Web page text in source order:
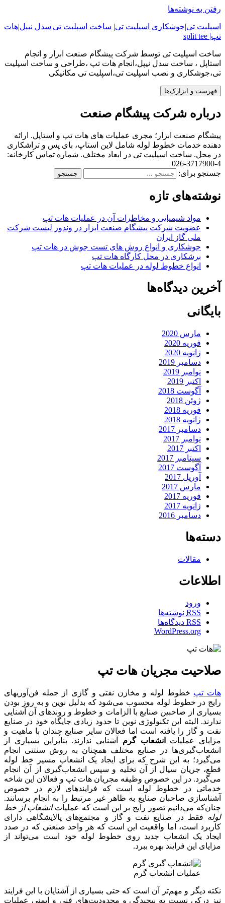
رفتن به نوشته‌ها
اسپلیت تی|جوشکاری اسپلیت تی| ساخت اسپلیت تی|سدل نیپل|هات
تپ| split tee
ساخت اسپلیت تی توسط شرکت پیشگام صنعت ابزار و انجام
استاپل ، ساخت سدل نیپل،انجام هات تپ ،طراحی و ساخت اسپلیت
تی،جوشکاری و نصب اسپلیت تی،اسپلیت تی مکانیکی
فهرست و ابزارک‌ها
درباره شرکت پیشگام صنعت
پیشگام صنعت ابزار؛ مجری عملیات های هات تپ و استاپل. ارائه
دهنده خدمات خطوط لوله شامل لاین استاپ، بای پس و تراشکاری
در محل. ساخت اسپلیت تی در ابعاد مختلف. شماره تماس کارخانه:
4-3717900-026
جستجو برای:
نوشته‌های تازه
مواد شیمیایی و مخاطرات آن در عملیات هات تپ
عضویت شرکت پیشگام صنعت ابزار در وندور لیست شرکت
ملی گاز ایران
جوشکاری و انواع روش های تست جوش در هات تپ
برشکاری در محل کارگاه هات تپ
انواع خطوط لوله در عملیات هات تپ
آخرین دیدگاه‌ها
بایگانی
مارس 2020
فوریه 2020
ژانویه 2020
دسامبر 2019
نوامبر 2019
اکتبر 2019
آگوست 2018
ژوئن 2018
فوریه 2018
ژانویه 2018
دسامبر 2017
نوامبر 2017
اکتبر 2017
سپتامبر 2017
آگوست 2017
آوریل 2017
مارس 2017
فوریه 2017
ژانویه 2017
دسامبر 2016
دسته‌ها
مقالات
اطلاعات
ورود
RSS نوشته‌ها
RSS دیدگاه‌ها
WordPress.org
صلاحیت مجریان هات تپ
هات تپ خطوط لوله و مخازن نفتی و گازی از جمله فن‌آوریهای
رایج در خطوط لوله محسوب می‌شود که بدلیل نوین و به روز بودن
بسیاری از صاحبین صنایع با الزامات و خطوط و روندهای آن آشنایی
ندارند. البته این تکنولوژی نوین تا حدود زیادی جایگاه خود در صنایع
نفت و گاز را یافته است اما فعالان سایر صنایع چندان با ماهیت و
مزایای عملیات
انشعاب گرم
آشنایی ندارند. بنابراین بسیاری از
انشعاب‌گیری‌ها در صنایع مختلف همچنان به روش سنتنی انجام
می‌گیرد؛ به این شرح که برای ایجاد یک انشعاب مسیر خط لوله
قطع، جریان سیال از آن تخلیه و سپس انشعاب‌گیری از آن انجام
می‌گیرد. در این خصوص وظیفه مجریان هات تپ و فعالان این شاخه
خدماتی در خطوط لوله است که فرایندهای لازم در خصوص
آشنا‌سازی صاحبان صنایع به ظاهر غیر مرتبط را به انجام برسانند.
چنان‌که می‌دانیم تصور رایج بر این است که عملیاتانشعاب از خط
لوله فقط در صنایع نفت و گاز و مجتمع‌های پالایشگاهی دارای
کاربرد است، اما واقعیت این است که هر واحد صنعتی که در صدد
ایجاد یک انشعاب جدید روی خطوط لوله خود است می‌تواند از
مزایای این فرایند بهره ببرد.
عملیات انشعاب گرم
نکته دیگر و مهم‌تر آن است که حتی بسیاری از آشنایان با این فرایند
نیز درکی نسبت به پیچیدگی و محدودیت‌های فنی و ایمنی عملیات